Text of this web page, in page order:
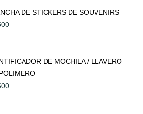
DE STICKERS DE SOUVENIRS
DE MOCHILA / LLAVERO